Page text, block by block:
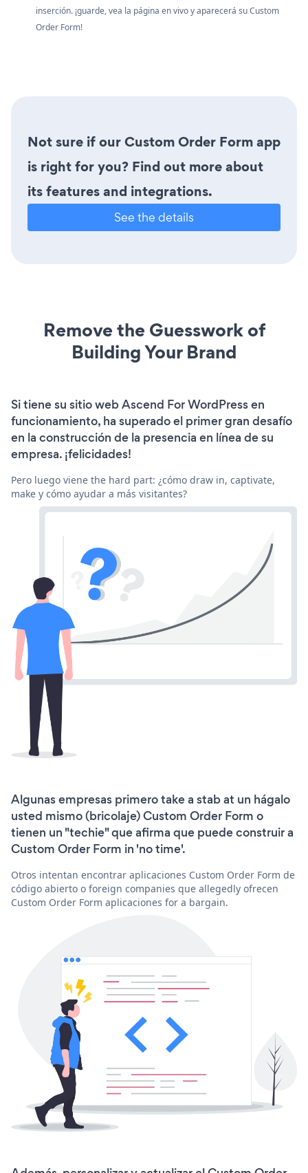
inserción. ¡guarde, vea la página en vivo y aparecerá su Custom
Order Form!
Not sure if our Custom Order Form app
is right for you? Find out more about
its features and integrations.
See the details
Remove the Guesswork of
Building Your Brand
Si tiene su sitio web Ascend For WordPress en
funcionamiento, ha superado el primer gran desafío
en la construcción de la presencia en línea de su
empresa. ¡felicidades!
Pero luego viene the hard part: ¿cómo draw in, captivate,
make y cómo ayudar a más visitantes?
Algunas empresas primero take a stab at un hágalo
usted mismo (bricolaje) Custom Order Form o
tienen un "techie" que afirma que puede construir a
Custom Order Form in 'no time'.
Otros intentan encontrar aplicaciones Custom Order Form de
código abierto o foreign companies que allegedly ofrecen
Custom Order Form aplicaciones for a bargain.